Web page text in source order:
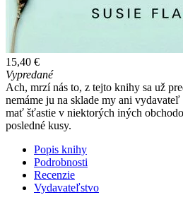
15,40 €
Vypredané
Ach, mrzí nás to, z tejto knihy sa už
nemáme ju na sklade my ani
mať šťastie v niektorých iných
posledné kusy.
Popis knihy
Podrobnosti
Recenzie
Vydavateľstvo